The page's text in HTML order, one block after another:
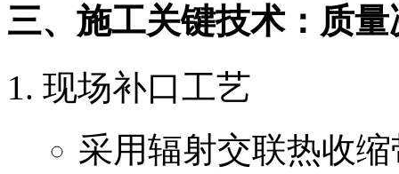
三、施工关键技术：质
现场补口工艺
采用辐射交联热收